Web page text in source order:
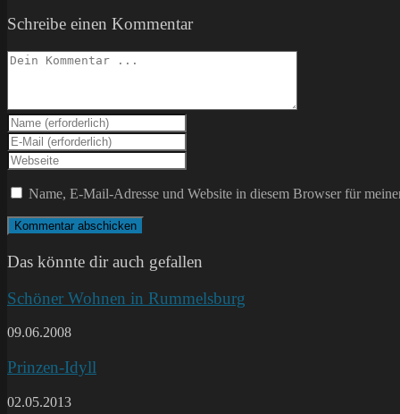
Schreibe einen Kommentar
Kommentieren
Gib
deinen
Namen
oder
Benutzernamen
zum
Kommentieren
ein
Gib
deine
E-
Mail-
Adresse
zum
Kommentieren
Gib
deine
Website-
ein
(optional)
Name, E-Mail-Adresse und Website in diesem Browser für
Das könnte dir auch gefallen
Schöner Wohnen in Rummelsburg
09.06.2008
Prinzen-Idyll
02.05.2013